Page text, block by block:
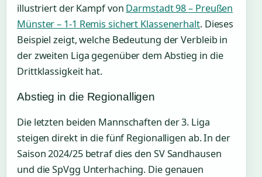
illustriert der Kampf von Darmstadt 98 – Preußen
Münster – 1-1 Remis sichert Klassenerhalt. Dieses
Beispiel zeigt, welche Bedeutung der Verbleib in
der zweiten Liga gegenüber dem Abstieg in die
Drittklassigkeit hat.
Abstieg in die Regionalligen
Die letzten beiden Mannschaften der 3. Liga
steigen direkt in die fünf Regionalligen ab. In der
Saison 2024/25 betraf dies den SV Sandhausen
und die SpVgg Unterhaching. Die genauen